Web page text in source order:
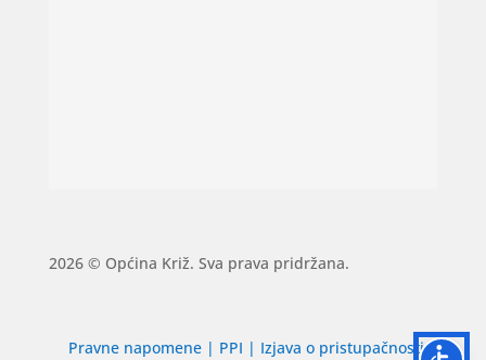
2026 © Općina Križ. Sva prava pridržana.
Pravne napomene | PPI | Izjava o pristupačnosti|